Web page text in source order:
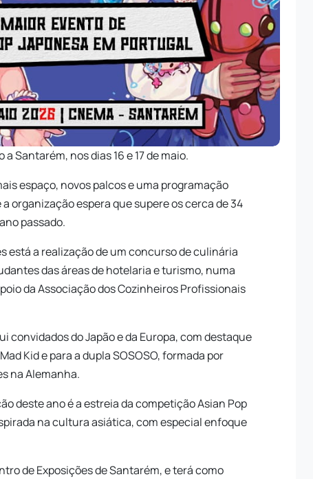
Santarém, nos dias 16 e 17 de maio.
espaço, novos palcos e uma programação
organização espera que supere os cerca de 34
passado.
está a realização de um concurso de culinária
das áreas de hotelaria e turismo, numa
da Associação dos Cozinheiros Profissionais
convidados do Japão e da Europa, com destaque
Kid e para a dupla SOSOSO, formada por
na Alemanha.
deste ano é a estreia da competição Asian Pop
na cultura asiática, com especial enfoque
de Exposições de Santarém, e terá como